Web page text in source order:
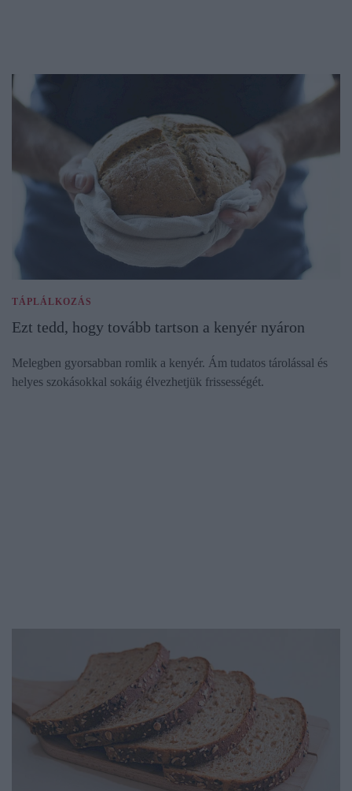
TÁPLÁLKOZÁS
Ezt tedd, hogy tovább tartson a kenyér nyáron
Melegben gyorsabban romlik a kenyér. Ám tudatos tárolással és
helyes szokásokkal sokáig élvezhetjük frissességét.